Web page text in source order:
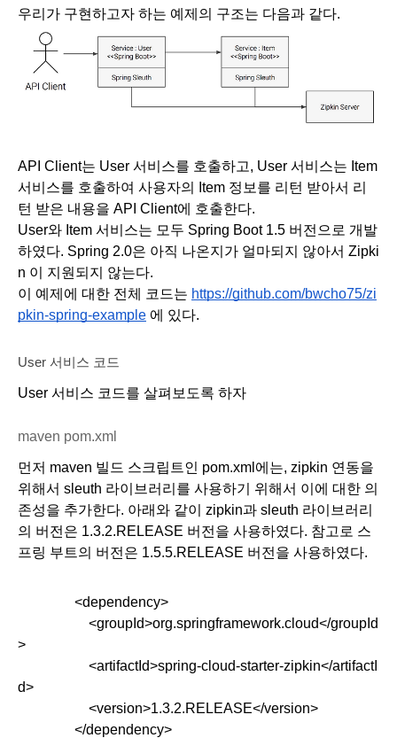
우리가 구현하고자 하는 예제의 구조는 다음과 같다.
API Client는 User 서비스를 호출하고, User 서비스는 Item
서비스를 호출하여 사용자의 Item 정보를 리턴 받아서 리
턴 받은 내용을 API Client에 호출한다.
User와 Item 서비스는 모두 Spring Boot 1.5 버전으로 개발
하였다. Spring 2.0은 아직 나온지가 얼마되지 않아서 Zipki
n 이 지원되지 않는다.
이 예제에 대한 전체 코드는 https://github.com/bwcho75/zi
pkin-spring-example 에 있다.
User 서비스 코드
User 서비스 코드를 살펴보도록 하자
maven pom.xml
먼저 maven 빌드 스크립트인 pom.xml에는, zipkin 연동을
위해서 sleuth 라이브러리를 사용하기 위해서 이에 대한 의
존성을 추가한다. 아래와 같이 zipkin과 sleuth 라이브러리
의 버전은 1.3.2.RELEASE 버전을 사용하였다. 참고로 스
프링 부트의 버전은 1.5.5.RELEASE 버전을 사용하였다.
<dependency>
<groupId>org.springframework.cloud</groupId
>
<artifactId>spring-cloud-starter-zipkin</artifactI
d>
<version>1.3.2.RELEASE</version>
</dependency>